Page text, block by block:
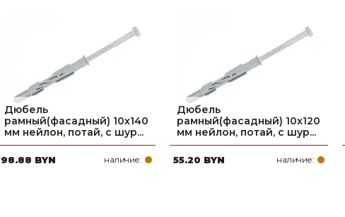
Дюбель
рамный(фасадный) 10х140
мм нейлон, потай, с шур...
98.88 BYN наличие:
Дюбель
рамный(фасадный) 10х120
мм нейлон, потай, с шур...
55.20 BYN наличие: